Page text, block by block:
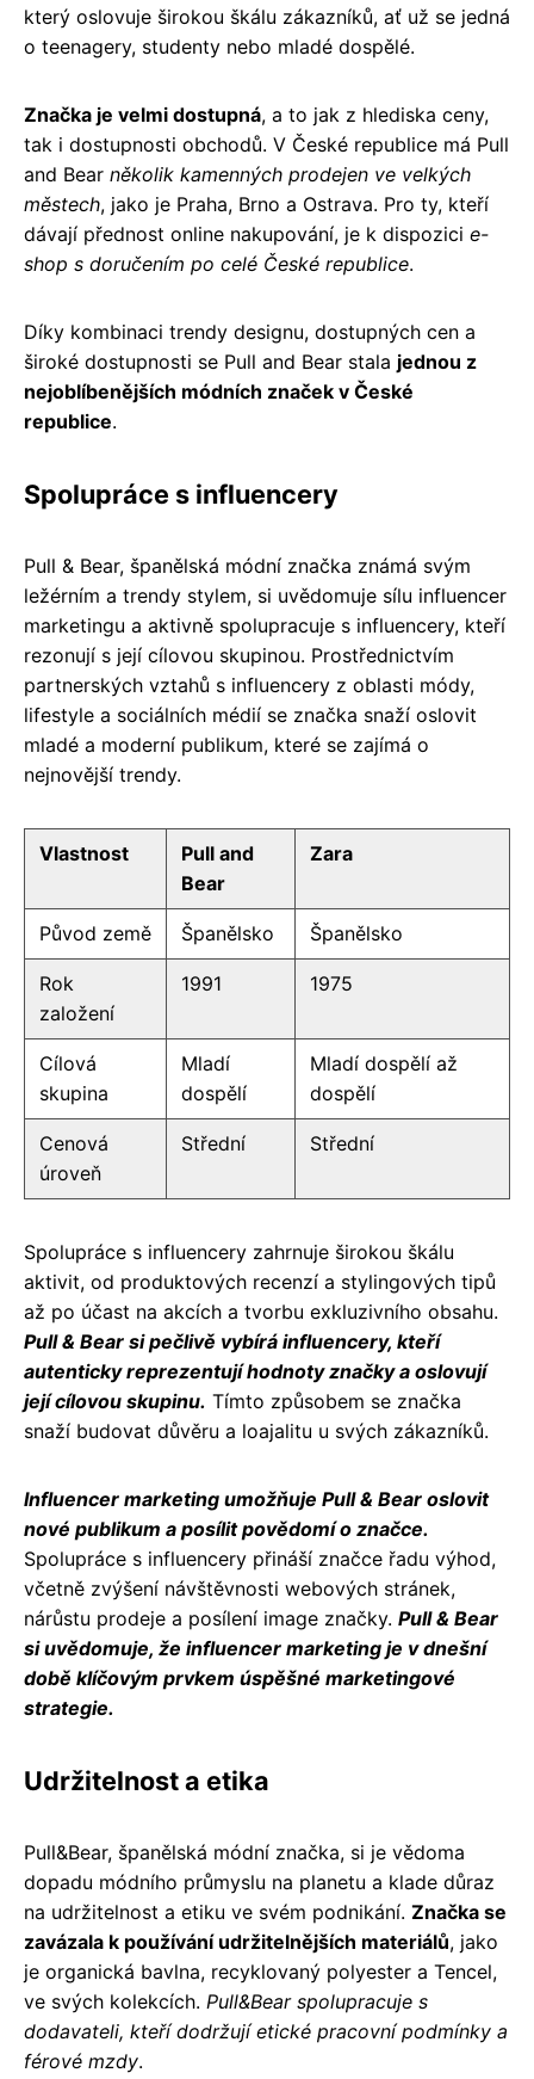
který oslovuje širokou škálu zákazníků, ať už se jedná
o teenagery, studenty nebo mladé dospělé.
Značka je velmi dostupná, a to jak z hlediska ceny,
tak i dostupnosti obchodů. V České republice má Pull
and Bear několik kamenných prodejen ve velkých
městech, jako je Praha, Brno a Ostrava. Pro ty, kteří
dávají přednost online nakupování, je k dispozici e-
shop s doručením po celé České republice.
Díky kombinaci trendy designu, dostupných cen a
široké dostupnosti se Pull and Bear stala jednou z
nejoblíbenějších módních značek v České
republice.
Spolupráce s influencery
Pull & Bear, španělská módní značka známá svým
ležérním a trendy stylem, si uvědomuje sílu influencer
marketingu a aktivně spolupracuje s influencery, kteří
rezonují s její cílovou skupinou. Prostřednictvím
partnerských vztahů s influencery z oblasti módy,
lifestyle a sociálních médií se značka snaží oslovit
mladé a moderní publikum, které se zajímá o
nejnovější trendy.
Vlastnost
Pull and
Bear
Zara
Původ země Španělsko Španělsko
Rok
založení
1991 1975
Cílová
skupina
Mladí
dospělí
Mladí dospělí až
dospělí
Cenová
úroveň
Střední Střední
Spolupráce s influencery zahrnuje širokou škálu
aktivit, od produktových recenzí a stylingových tipů
až po účast na akcích a tvorbu exkluzivního obsahu.
Pull & Bear si pečlivě vybírá influencery, kteří
autenticky reprezentují hodnoty značky a oslovují
její cílovou skupinu. Tímto způsobem se značka
snaží budovat důvěru a loajalitu u svých zákazníků.
Influencer marketing umožňuje Pull & Bear oslovit
nové publikum a posílit povědomí o značce.
Spolupráce s influencery přináší značce řadu výhod,
včetně zvýšení návštěvnosti webových stránek,
nárůstu prodeje a posílení image značky. Pull & Bear
si uvědomuje, že influencer marketing je v dnešní
době klíčovým prvkem úspěšné marketingové
strategie.
Udržitelnost a etika
Pull&Bear, španělská módní značka, si je vědoma
dopadu módního průmyslu na planetu a klade důraz
na udržitelnost a etiku ve svém podnikání. Značka se
zavázala k používání udržitelnějších materiálů, jako
je organická bavlna, recyklovaný polyester a Tencel,
ve svých kolekcích. Pull&Bear spolupracuje s
dodavateli, kteří dodržují etické pracovní podmínky a
férové ​​mzdy.